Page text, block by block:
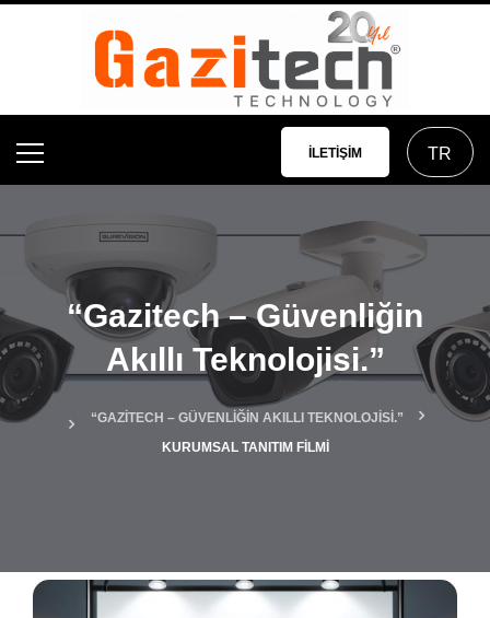
İLETIŞIM
“Gazitech – Güvenliğin
Akıllı Teknolojisi.”
“GAZITECH – GÜVENLIĞIN AKILLI TEKNOLOJISI.”
KURUMSAL TANITIM FİLMİ